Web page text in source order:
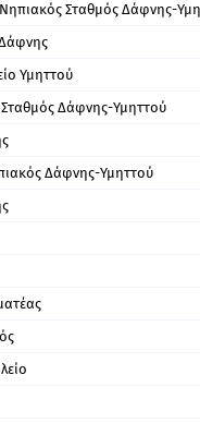
Σταθμός Δάφνης-
Υμηττού
Σταθμός Δάφνης-Υμηττού
Δάφνης-Υμηττού